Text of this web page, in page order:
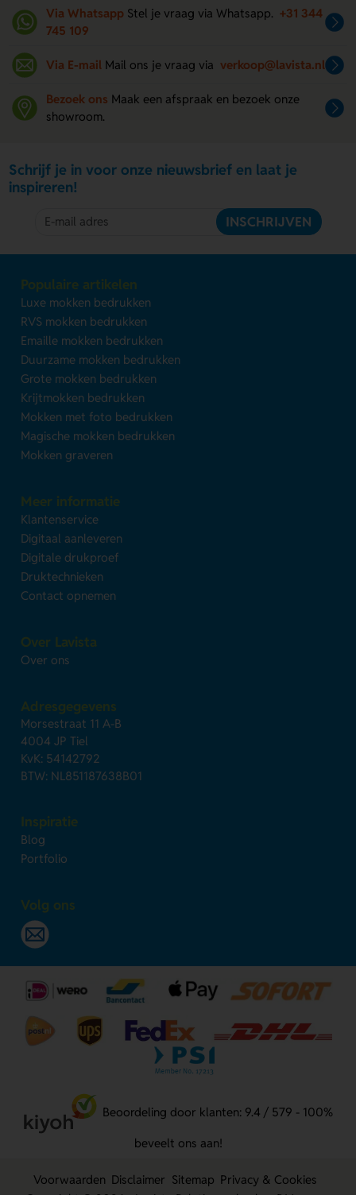
Via Whatsapp Stel je vraag via Whatsapp. +31 344
745 109
Via E-mail Mail ons je vraag via verkoop@lavista.nl
Bezoek ons Maak een afspraak en bezoek onze
showroom.
Schrijf je in voor onze nieuwsbrief en laat je
inspireren!
INSCHRIJVEN
Populaire artikelen
Luxe mokken bedrukken
RVS mokken bedrukken
Emaille mokken bedrukken
Duurzame mokken bedrukken
Grote mokken bedrukken
Krijtmokken bedrukken
Mokken met foto bedrukken
Magische mokken bedrukken
Mokken graveren
Meer informatie
Klantenservice
Digitaal aanleveren
Digitale drukproef
Druktechnieken
Contact opnemen
Over Lavista
Over ons
Adresgegevens
Morsestraat 11 A-B
4004 JP Tiel
KvK: 54142792
BTW: NL851187638B01
Inspiratie
Blog
Portfolio
Volg ons
Beoordeling door klanten: 9.4 / 579 - 100%
beveelt ons aan!
Voorwaarden Disclaimer Sitemap Privacy & Cookies